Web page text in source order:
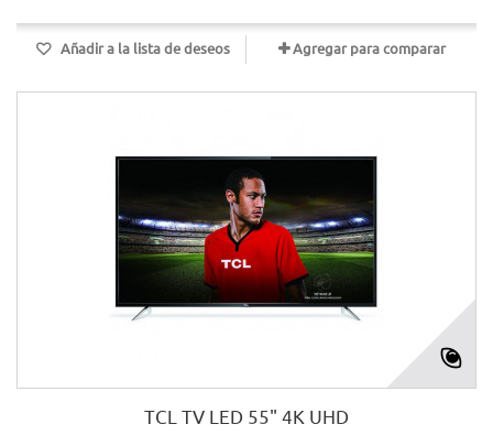
Añadir a la lista de deseos Agregar para comparar
TCL TV LED 55" 4K UHD